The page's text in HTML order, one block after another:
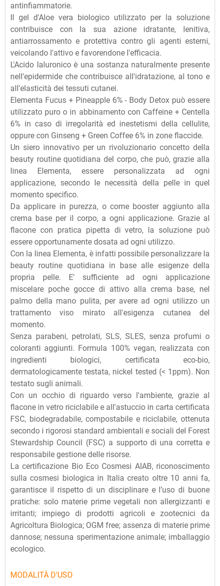
antinfiammatorie.
Il gel d'Aloe vera biologico utilizzato per la soluzione
contribuisce con la sua azione idratante, lenitiva,
antiarrossamento e protettiva contro gli agenti esterni,
veicolando l'attivo e favorendone l'efficacia.
L'Acido Ialuronico è una sostanza naturalmente presente
nell'epidermide che contribuisce all'idratazione, al tono e
all'elasticità dei tessuti cutanei.
Elementa Fucus + Pineapple 6% - Body Detox può essere
utilizzato puro o in abbinamento con Caffeine + Centella
6% in caso di irregolarità ed inestetismi della cellulite,
oppure con Ginseng + Green Coffee 6% in zone flaccide.
Un siero innovativo per un rivoluzionario concetto della
beauty routine quotidiana del corpo, che può, grazie alla
linea Elementa, essere personalizzata ad ogni
applicazione, secondo le necessità della pelle in quel
momento specifico.
Da applicare in purezza, o come booster aggiunto alla
crema base per il corpo, a ogni applicazione. Grazie al
flacone con pratica pipetta di vetro, la soluzione può
essere opportunamente dosata ad ogni utilizzo.
Con la linea Elementa, è infatti possibile personalizzare la
beauty routine quotidiana in base alle esigenze della
propria pelle. E' sufficiente ad ogni applicazione
miscelare poche gocce di attivo alla crema base, nel
palmo della mano pulita, per avere ad ogni utilizzo un
trattamento viso mirato all'esigenza cutanea del
momento.
Senza parabeni, petrolati, SLS, SLES, senza profumi o
coloranti aggiunti. Formula 100% vegan, realizzata con
ingredienti biologici, certificata eco-bio,
dermatologicamente testata, nickel tested (< 1ppm). Non
testato sugli animali.
Con un occhio di riguardo verso l'ambiente, grazie al
flacone in vetro riciclabile e all'astuccio in carta certificata
FSC, biodegradabile, compostabile e riciclabile, ottenuta
secondo i rigorosi standard ambientali e sociali del Forest
Stewardship Council (FSC) a supporto di una corretta e
responsabile gestione delle risorse.
La certificazione Bio Eco Cosmesi AIAB, riconoscimento
sulla cosmesi biologica in Italia creato oltre 10 anni fa,
garantisce il rispetto di un disciplinare e l’uso di buone
pratiche: solo materie prime vegetali non allergizzanti e
irritanti; impiego di prodotti agricoli e zootecnici da
Agricoltura Biologica; OGM free; assenza di materie prime
dannose; nessuna sperimentazione animale; imballaggio
ecologico.
MODALITÀ D'USO